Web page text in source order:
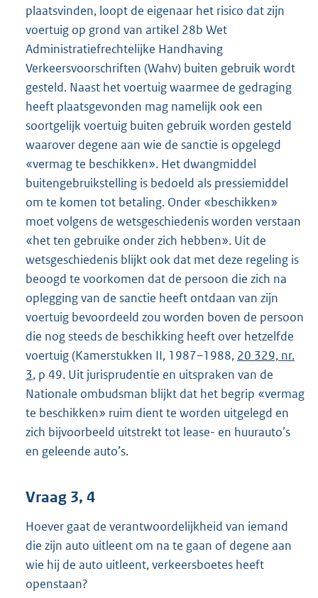
plaatsvinden, loopt de eigenaar het risico dat zijn
voertuig op grond van artikel 28b Wet
Administratiefrechtelijke Handhaving
Verkeersvoorschriften (Wahv) buiten gebruik wordt
gesteld. Naast het voertuig waarmee de gedraging
heeft plaatsgevonden mag namelijk ook een
soortgelijk voertuig buiten gebruik worden gesteld
waarover degene aan wie de sanctie is opgelegd
«vermag te beschikken». Het dwangmiddel
buitengebruikstelling is bedoeld als pressiemiddel
om te komen tot betaling. Onder «beschikken»
moet volgens de wetsgeschiedenis worden verstaan
«het ten gebruike onder zich hebben». Uit de
wetsgeschiedenis blijkt ook dat met deze regeling is
beoogd te voorkomen dat de persoon die zich na
oplegging van de sanctie heeft ontdaan van zijn
voertuig bevoordeeld zou worden boven de persoon
die nog steeds de beschikking heeft over hetzelfde
voertuig (Kamerstukken II, 1987–1988, 20 329, nr.
3, p 49. Uit jurisprudentie en uitspraken van de
Nationale ombudsman blijkt dat het begrip «vermag
te beschikken» ruim dient te worden uitgelegd en
zich bijvoorbeeld uitstrekt tot lease- en huurauto’s
en geleende auto’s.
Vraag 3, 4
Hoever gaat de verantwoordelijkheid van iemand
die zijn auto uitleent om na te gaan of degene aan
wie hij de auto uitleent, verkeersboetes heeft
openstaan?